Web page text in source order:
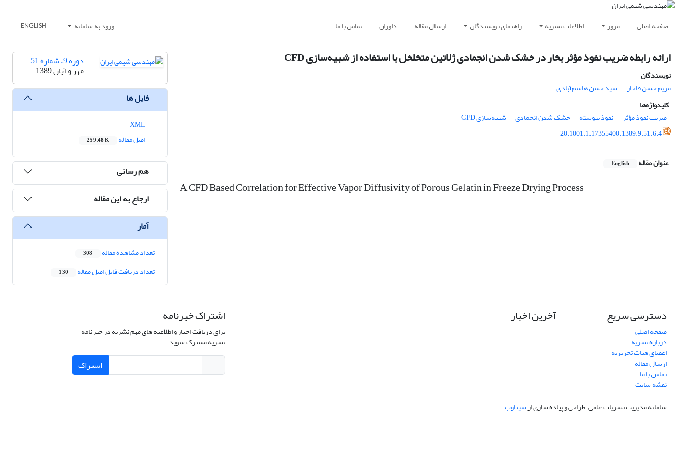
صفحه اصلی مرور اطلاعات نشریه راهنمای نویسندگان ارسال مقاله داوران تماس با ما ورود به سامانه ENGLISH
ارائه رابطه ضریب نفوذ مؤثر بخار در خشک شدن انجمادی ژلاتین متخلخل با استفاده از شبیه‌سازی CFD
نویسندگان
مریم حسن قاجار
سید حسن هاشم‌آبادی
کلیدواژه‌ها
ضریب نفوذ مؤثر
نفوذ پیوسته خشک شدن انجمادی
شبیه‌سازی CFD
20.1001.1.17355400.1389.9.51.6.4
عنوان مقاله English
A CFD Based Correlation for Effective Vapor Diffusivity of Porous Gelatin in Freeze Drying Process
دوره 9، شماره 51
مهر و آبان 1389
فایل ها
اصل مقاله
259.48 K
هم رسانی
ارجاع به این مقاله
آمار
تعداد مشاهده مقاله 308
تعداد دریافت فایل اصل مقاله 130
دسترسی سریع
صفحه اصلی
درباره نشریه
اعضای هیات تحریریه
ارسال مقاله
تماس با ما
نقشه سایت
آخرین اخبار اشتراک خبرنامه
برای دریافت اخبار و اطلاعیه های مهم نشریه در خبرنامه
نشریه مشترک شوید.
اشتراک
سامانه مدیریت نشریات علمی.طراحی و پیاده سازی ازسیناوب